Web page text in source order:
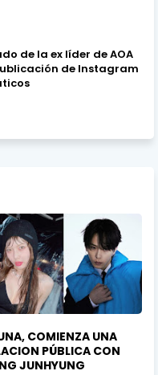
de la ex líder de AOA
de Instagram
COMIENZA UNA
PÚBLICA CON
JUNHYUNG